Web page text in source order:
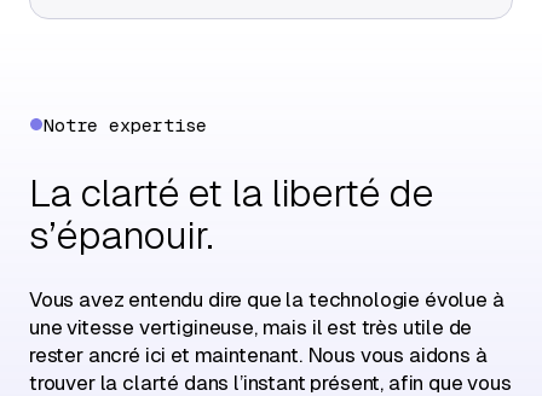
Notre expertise
La clarté et la liberté de
s’épanouir.
Vous avez entendu dire que la technologie évolue à
une vitesse vertigineuse, mais il est très utile de
rester ancré ici et maintenant. Nous vous aidons à
trouver la clarté dans l’instant présent, afin que vous